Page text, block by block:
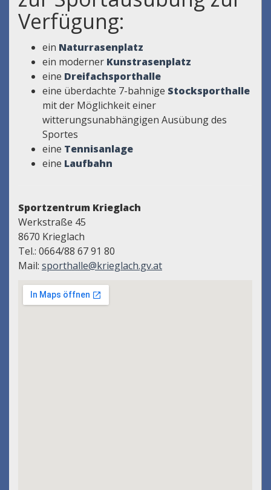
Verfügung:
ein Naturrasenplatz
ein moderner Kunstrasenplatz
eine Dreifachsporthalle
eine überdachte 7-bahnige Stocksporthalle
mit der Möglichkeit einer
witterungsunabhängigen Ausübung des
Sportes
eine Tennisanlage
eine Laufbahn
Sportzentrum Krieglach
Werkstraße 45
8670 Krieglach
Tel.: 0664/88 67 91 80
Mail: sporthalle@krieglach.gv.at